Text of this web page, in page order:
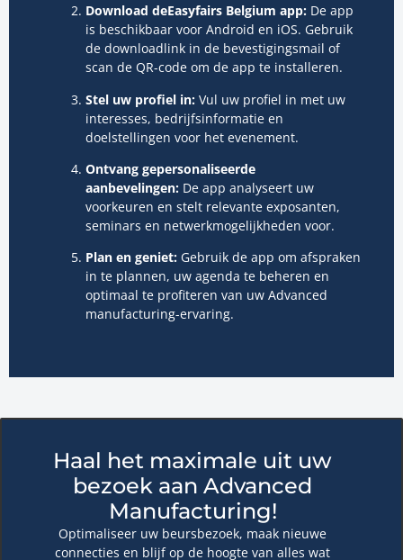
Download deEasyfairs Belgium app: De app
is beschikbaar voor Android en iOS. Gebruik
de downloadlink in de bevestigingsmail of
scan de QR-code om de app te installeren.
Stel uw profiel in: Vul uw profiel in met uw
interesses, bedrijfsinformatie en
doelstellingen voor het evenement.
Ontvang gepersonaliseerde
aanbevelingen: De app analyseert uw
voorkeuren en stelt relevante exposanten,
seminars en netwerkmogelijkheden voor.
Plan en geniet: Gebruik de app om afspraken
in te plannen, uw agenda te beheren en
optimaal te profiteren van uw Advanced
manufacturing-ervaring.
Haal het maximale uit uw
bezoek aan Advanced
Manufacturing!
Optimaliseer uw beursbezoek, maak nieuwe
connecties en blijf op de hoogte van alles wat